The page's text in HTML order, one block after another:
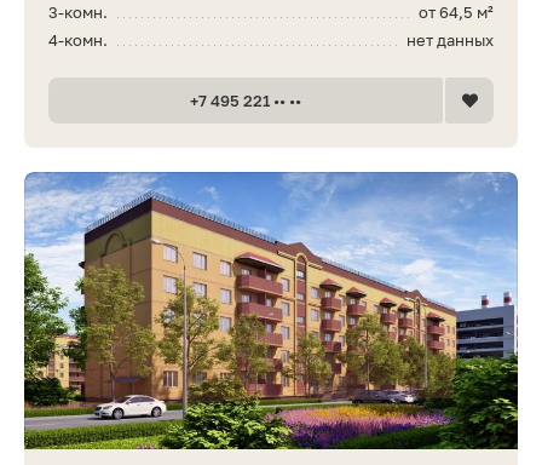
от 64,5 м²
3-комн.
нет данных
4-комн.
+7 495 221 •• ••